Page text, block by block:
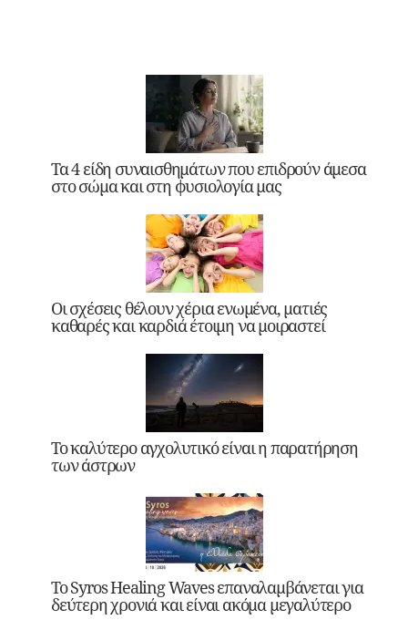
Τα 4 είδη συναισθημάτων που επιδρούν άμεσα
στο σώμα και στη φυσιολογία μας
Οι σχέσεις θέλουν χέρια ενωμένα, ματιές
καθαρές και καρδιά έτοιμη να μοιραστεί
Το καλύτερο αγχολυτικό είναι η παρατήρηση
των άστρων
Το Syros Healing Waves επαναλαμβάνεται για
δεύτερη χρονιά και είναι ακόμα μεγαλύτερο